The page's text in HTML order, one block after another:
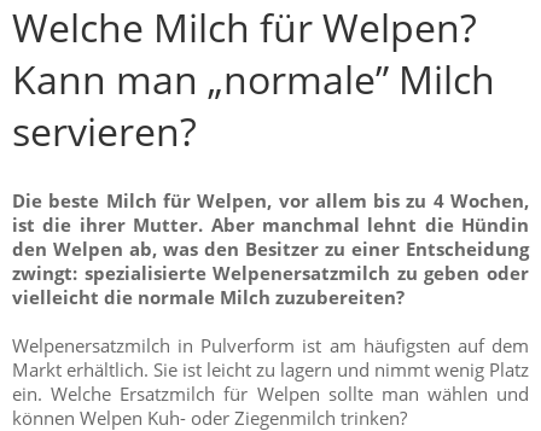
Welche Milch für Welpen?
Kann man „normale” Milch
servieren?
Die beste Milch für Welpen, vor allem bis zu 4 Wochen,
ist die ihrer Mutter. Aber manchmal lehnt die Hündin
den Welpen ab, was den Besitzer zu einer Entscheidung
zwingt: spezialisierte Welpenersatzmilch zu geben oder
vielleicht die normale Milch zuzubereiten?
Welpenersatzmilch in Pulverform ist am häufigsten auf dem
Markt erhältlich. Sie ist leicht zu lagern und nimmt wenig Platz
ein. Welche Ersatzmilch für Welpen sollte man wählen und
können Welpen Kuh- oder Ziegenmilch trinken?